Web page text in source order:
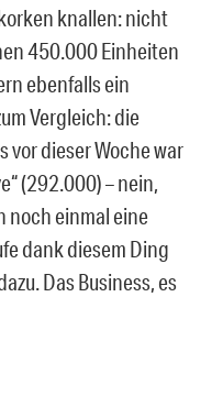
knallen: nicht
450.000 Einheiten
ebenfalls ein
Vergleich: die
vor dieser Woche war
(292.000) – nein,
noch einmal eine
dank diesem Ding
Das Business, es